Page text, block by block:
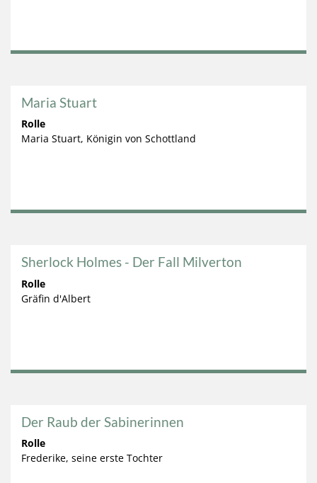
Maria Stuart
Rolle
Maria Stuart, Königin von Schottland
Sherlock Holmes - Der Fall Milverton
Rolle
Gräfin d'Albert
Der Raub der Sabinerinnen
Rolle
Frederike, seine erste Tochter